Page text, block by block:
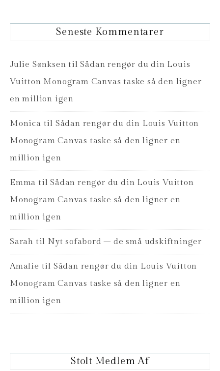
Seneste Kommentarer
Julie Sønksen tilSådan rengør du din Louis
Vuitton Monogram Canvas taske så den ligner
en million igen
Monica til Sådan rengør du din Louis Vuitton
Monogram Canvas taske så den ligner en
million igen
Emma tilSådan rengør du din Louis Vuitton
Monogram Canvas taske så den ligner en
million igen
Sarah til Nyt sofabord – de små udskiftninger
Amalie til Sådan rengør du din Louis Vuitton
Monogram Canvas taske så den ligner en
million igen
Stolt Medlem Af